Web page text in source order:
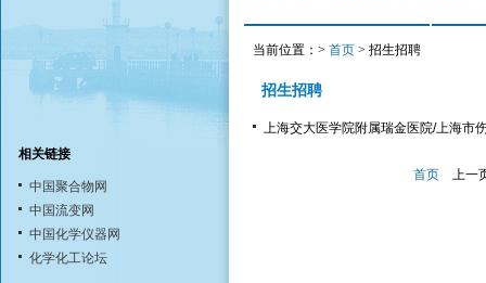
相关链接
中国聚合物网
中国流变网
中国化学仪器网
化学化工论坛
当前位置：> 首页 > 招生招聘
招生招聘
上海交大医学院附属瑞金医院/上海市
首页 上一